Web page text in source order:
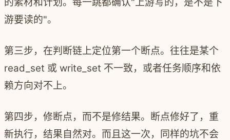
的素材和计划。每一跳都确认"上游写的，是不是下
游要读的"。
第三步，在判断链上定位第一个断点。往往是某个
read_set 或 write_set 不一致，或者任务顺序和依
赖方向对不上。
第四步，修断点，而不是修结果。断点修好了，重
新执行，结果自然对。而且这一次，同样的坑不会